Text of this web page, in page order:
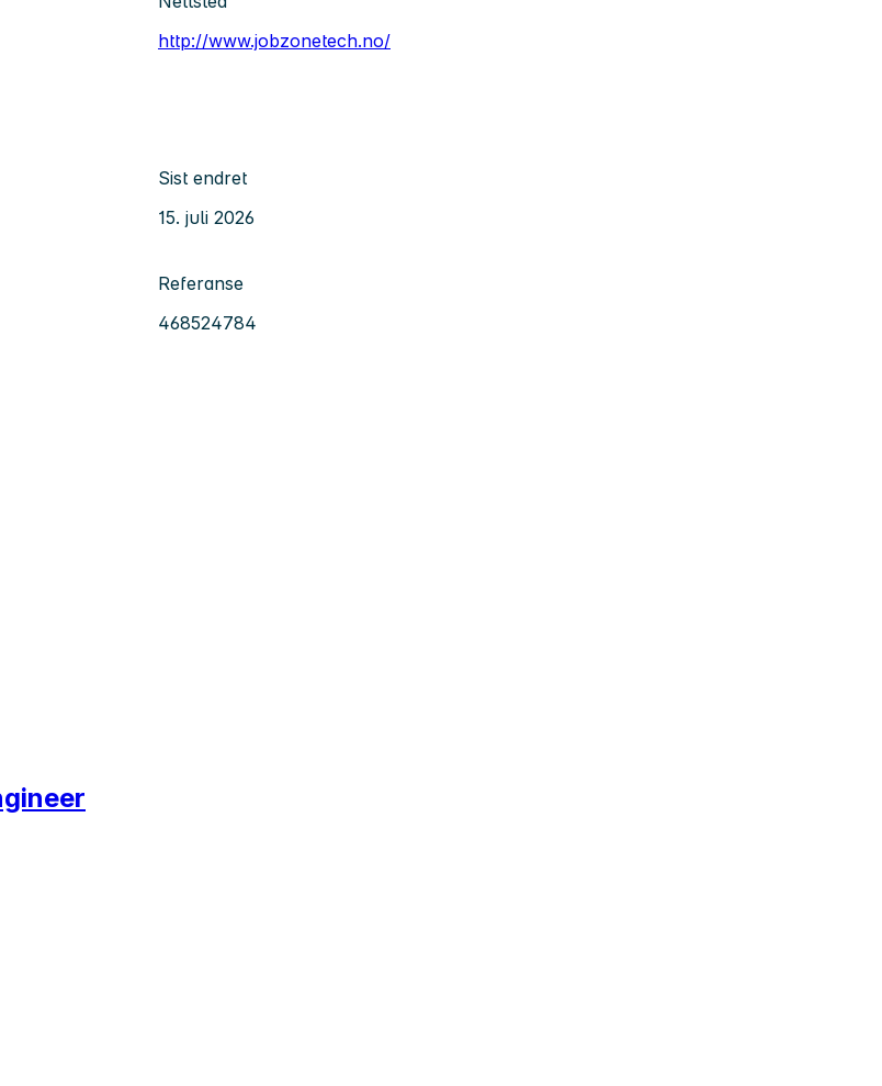
http://www.jobzonetech.no/
Sist endret
15. juli 2026
Referanse
468524784